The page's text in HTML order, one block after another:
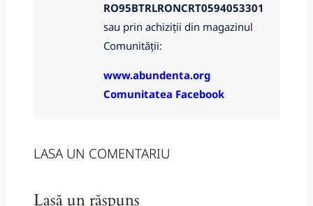
RO95BTRLRONCRT0594053301
sau prin achiziții din magazinul
Comunității:
www.abundenta.org
Comunitatea Facebook
LASA UN COMENTARIU
Lasă un răspuns